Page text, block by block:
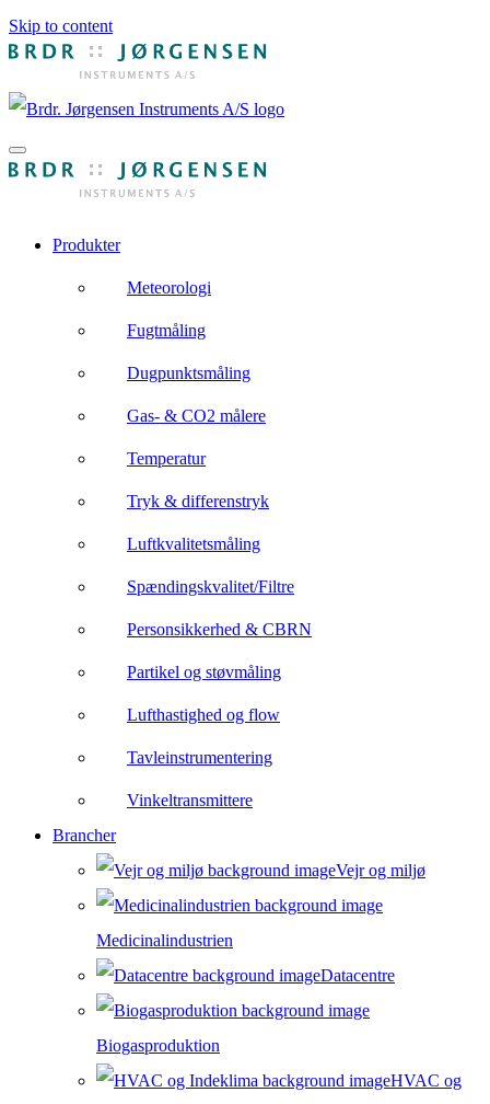
Skip to content
Produkter
Meteorologi
Fugtmåling
Dugpunktsmåling
Gas- & CO2 målere
Temperatur
Tryk & differenstryk
Luftkvalitetsmåling
Spændingskvalitet/Filtre
Personsikkerhed & CBRN
Partikel og støvmåling
Lufthastighed og flow
Tavleinstrumentering
Vinkeltransmittere
Brancher
Vejr og miljø
Medicinalindustrien
Datacentre
Biogasproduktion
HVAC og